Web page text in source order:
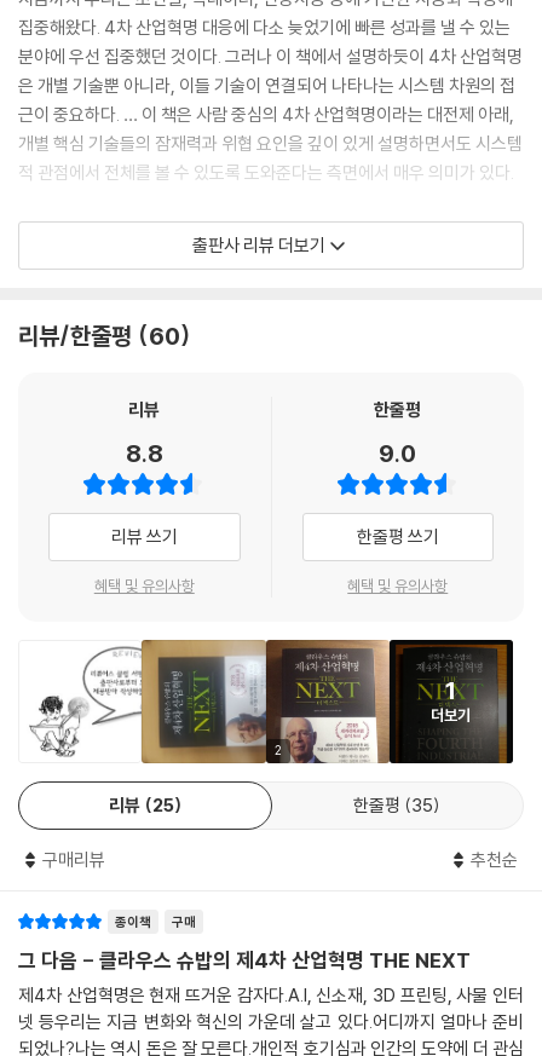
집중해왔다. 4차 산업혁명 대응에 다소 늦었기에 빠른 성과를 낼 수 있는
분야에 우선 집중했던 것이다. 그러나 이 책에서 설명하듯이 4차 산업혁명
은 개별 기술뿐 아니라, 이들 기술이 연결되어 나타나는 시스템 차원의 접
근이 중요하다. … 이 책은 사람 중심의 4차 산업혁명이라는 대전제 아래,
개별 핵심 기술들의 잠재력과 위협 요인을 깊이 있게 설명하면서도 시스템
적 관점에서 전체를 볼 수 있도록 도와준다는 측면에서 매우 의미가 있다.
마윈(馬雲)_ 알리바바 그룹 회장
세계는 기술과 데이터가 이끄는 시대로 돌입했다. 이 시대에는 기회와 과
한 논의에 크게 기여하고 있다.
앤드루 맥아피(Andrew McAfee)_ MIT 디지털경제연구소 공동창립자
이 아니다. 혁신이 가지고 올 리스크를 관리하고 혜택을 확산시키기 위해,
그리고 모든 사람들이 이익을 얻을 수 있도록 만들기 위해 우리는 지금 당
장 나서야 할 것이다.
주민(朱民)_ 중국 국가금융연구원장, 전 IMF 부총재
게 동참할 수 있는지를 보여준다. 저자는 이 책을 통해 ”기술 발전이 우리
의 미래를 결정하기 전에 우리는 대대적인 개혁을 단행해야 한다.“라는 강
력한 메시지를 전한다. 지금 당장 실행하라.
에릭 슈미트(Eric Schmidt)_ 알파벳 기술고문, 전 구글 회장
4차 산업혁명의 기술들은 비범하다. 따라서 복잡한 시스템적 변화를 관리
하기 위해서는 리더십도 똑같이 비범해져야 한다.
호베르투 아제베두(Roberto Azevedo)_ 세계무역기구 사무총장
은 가장 필수적이다. 건강한 사회를 만들고, 정부의 진화된 역할을 이해하
며, 21세기 세계 경제가 어떻게 움직이게 될 지를 파악하기 위한 기본 지식
을 제공한다.
출판사 리뷰 더보기
리뷰/한줄평 60
리뷰
8.8
리뷰 쓰기
혜택 및 유의사항
한줄평
9.0
한줄평 쓰기
혜택 및 유의사항
2
1
더보기
리뷰 25 한줄평 35
구매리뷰 추천순
종이책 구매
그 다음 - 클라우스 슈밥의 제4차 산업혁명 THE NEXT
제4차 산업혁명은 현재 뜨거운 감자다.A.I, 신소재, 3D 프린팅, 사물 인터
넷 등우리는 지금 변화와 혁신의 가운데 살고 있다.어디까지 얼마나 준비
되었나?나는 역시 돈은 잘 모른다.개인적 호기심과 인간의 도약에 더 관심